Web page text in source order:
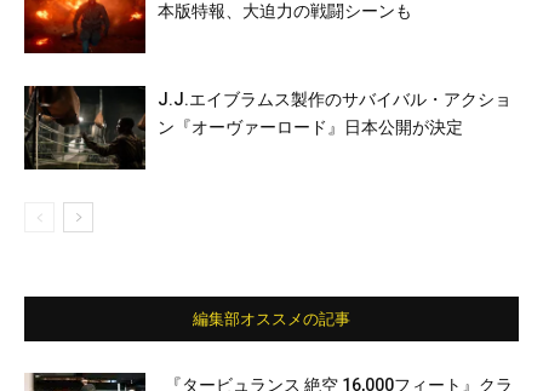
本版特報、大迫力の戦闘シーンも
J.J.エイブラムス製作のサバイバル・アクショ
ン『オーヴァーロード』日本公開が決定
編集部オススメの記事
『タービュランス 絶空 16,000フィート』クラ